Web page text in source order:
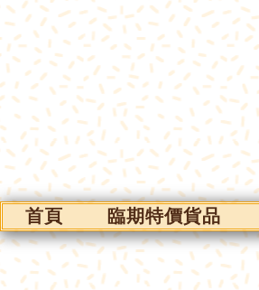
首頁 臨期特價貨品